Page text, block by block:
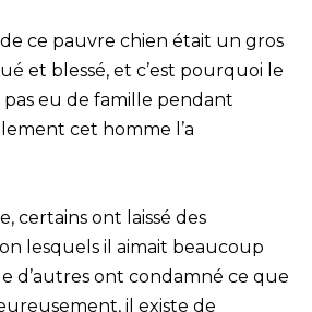
de ce pauvre chien était un gros
et blessé, et c’est pourquoi le
pas eu de famille pendant
cet homme l’a
certains ont laissé des
lesquels il aimait beaucoup
d’autres ont condamné ce que
il existe de